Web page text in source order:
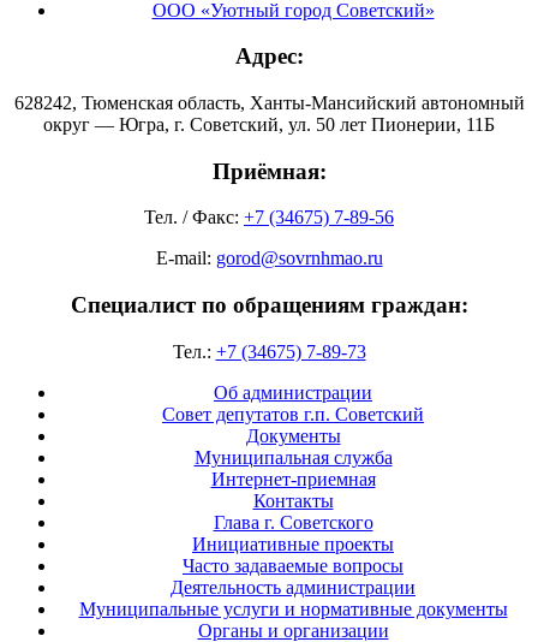
ООО «Уютный город Советский»
Адрес:
628242, Тюменская область, Ханты-Мансийский автономный
округ — Югра, г. Советский, ул. 50 лет Пионерии, 11Б
Приёмная:
Тел. / Факс: +7 (34675) 7-89-56
E-mail: gorod@sovrnhmao.ru
Специалист по обращениям граждан:
Тел.: +7 (34675) 7-89-73
Об администрации
Совет депутатов г.п. Советский
Документы
Муниципальная служба
Интернет-приемная
Контакты
Глава г. Советского
Инициативные проекты
Часто задаваемые вопросы
Деятельность администрации
Муниципальные услуги и нормативные документы
Органы и организации